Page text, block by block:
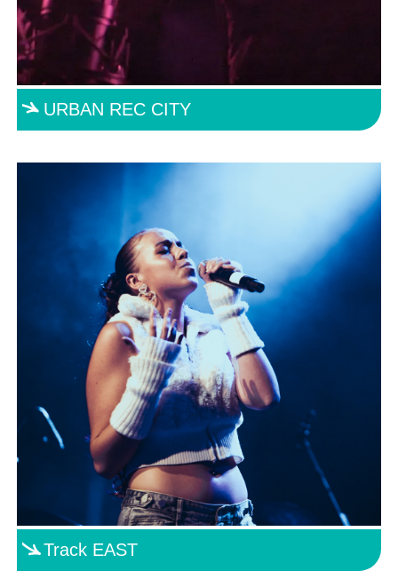
URBAN REC CITY
Track EAST